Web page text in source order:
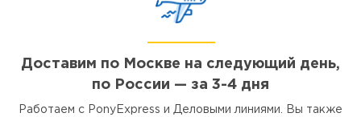
Доставим по Москве на следующий день,
по России — за 3-4 дня
Работаем с PonyExpress и Деловыми линиями. Вы также